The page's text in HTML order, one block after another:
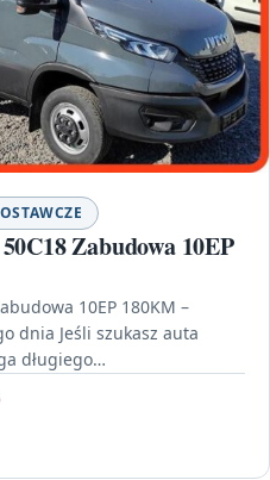
Zabudowa 10EP
10EP 180KM –
dnia Jeśli szukasz auta
długiego…